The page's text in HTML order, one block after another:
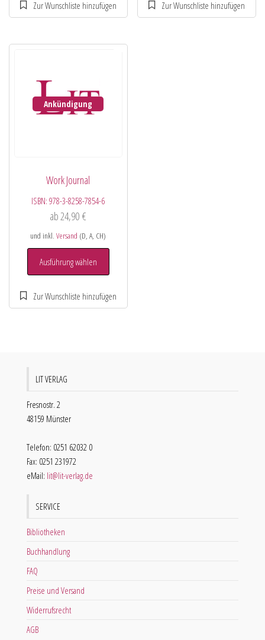
Ankündigung
Work Journal
ISBN:978-3-8258-7854-6
ab24,90€
und inkl.Versand (D, A, CH)
Ausführung wählen
LIT VERLAG
Fresnostr. 2
48159 Münster
Telefon: 0251 62032 0
Fax: 0251 231972
eMail: lit@lit-verlag.de
SERVICE
Bibliotheken
Buchhandlung
FAQ
Preise und Versand
Widerrufsrecht
AGB